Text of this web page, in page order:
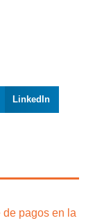
LinkedIn